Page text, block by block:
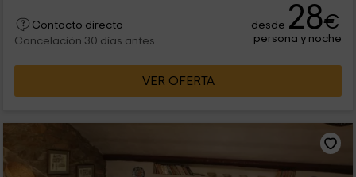
Contacto directo
Cancelación 30 días antes
desde 28€
persona y noche
VER OFERTA